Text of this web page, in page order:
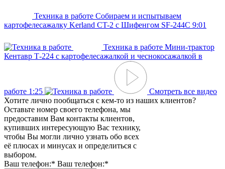
Техника в работе Собираем и испытываем
картофелесажалку Kerland CT-2 с Шифенгом SF-244С 9:01
Техника в работе Мини-трактор
Кентавр Т-224 с картофелесажалкой и чеснокосажалкой в
работе 1:25
Смотреть все видео
Хотите лично пообщаться с кем-то из наших клиентов?
Оставьте номер своего телефона, мы
предоставим Вам контакты клиентов,
купивших интересующую Вас технику,
чтобы Вы могли лично узнать обо всех
её плюсах и минусах и определиться с
выбором.
Ваш телефон:* Ваш телефон:*